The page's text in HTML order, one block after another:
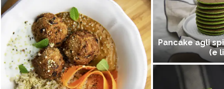
Pancake agli
(e